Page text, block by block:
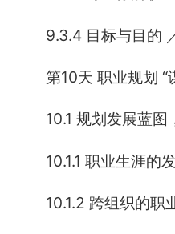
9.3.4 目标与目的
第10天 职业规划 “
10.1 规划发展蓝图
10.1.1 职业生涯的
10.1.2 跨组织的职